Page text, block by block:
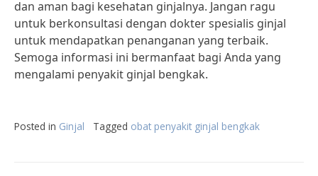
dan aman bagi kesehatan ginjalnya. Jangan ragu
untuk berkonsultasi dengan dokter spesialis ginjal
untuk mendapatkan penanganan yang terbaik.
Semoga informasi ini bermanfaat bagi Anda yang
mengalami penyakit ginjal bengkak.
Posted in Ginjal Tagged obat penyakit ginjal bengkak